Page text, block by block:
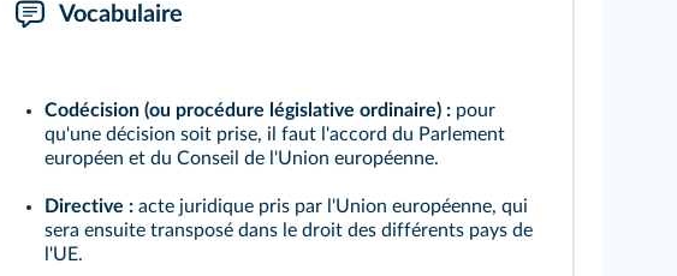
Vocabulaire
Codécision (ou procédure législative ordinaire) :pour
qu'une décision soit prise, il faut l'accord du Parlement
européen et du Conseil de l'Union européenne.
Directive :acte juridique pris par l'Union européenne, qui
sera ensuite transposé dans le droit des différents pays de
l'UE.